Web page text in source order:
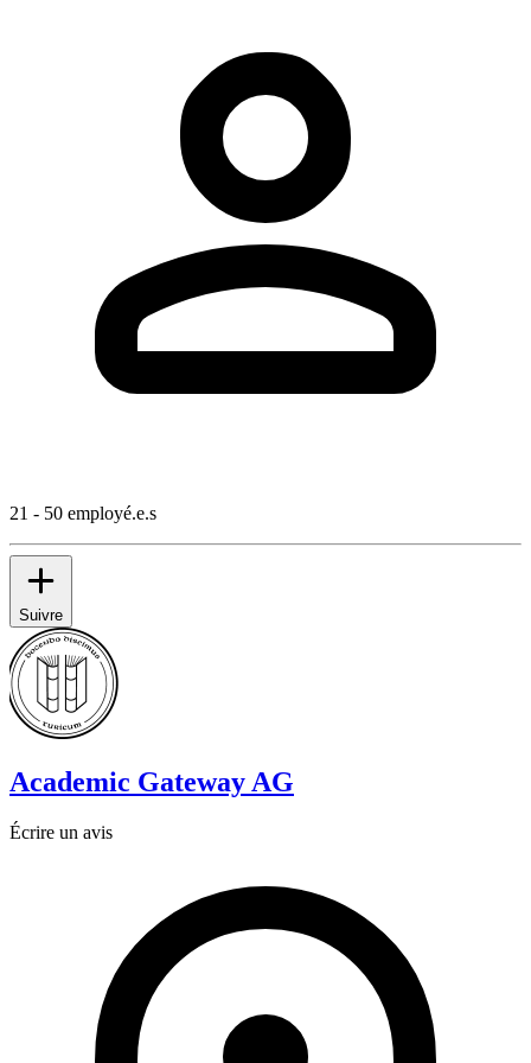
21 - 50 employé.e.s
Suivre
Academic Gateway AG
Écrire un avis